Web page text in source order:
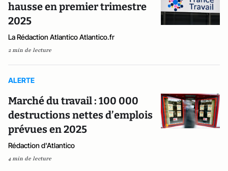
hausse en premier trimestre
2025
La Rédaction Atlantico Atlantico.fr
2 min de lecture
ALERTE
Marché du travail : 100 000
destructions nettes d’emplois
prévues en 2025
Rédaction d'Atlantico
4 min de lecture